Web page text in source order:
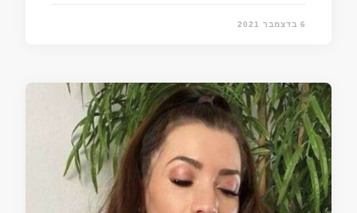
6 בדצמבר 2021